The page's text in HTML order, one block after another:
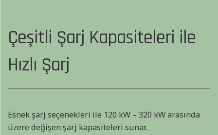
Çeşitli Şarj Kapasiteleri ile
Hızlı Şarj
Esnek şarj seçenekleri ile 120 kW – 320 kW arasında
üzere değişen şarj kapasiteleri sunar.